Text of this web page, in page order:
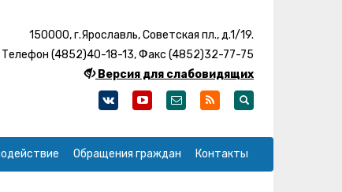
150000, г.Ярославль, Советская пл., д.1/19.
Телефон (4852)40-18-13, Факс (4852)32-77-75
Версия для слабовидящих
Обращения граждан Контакты